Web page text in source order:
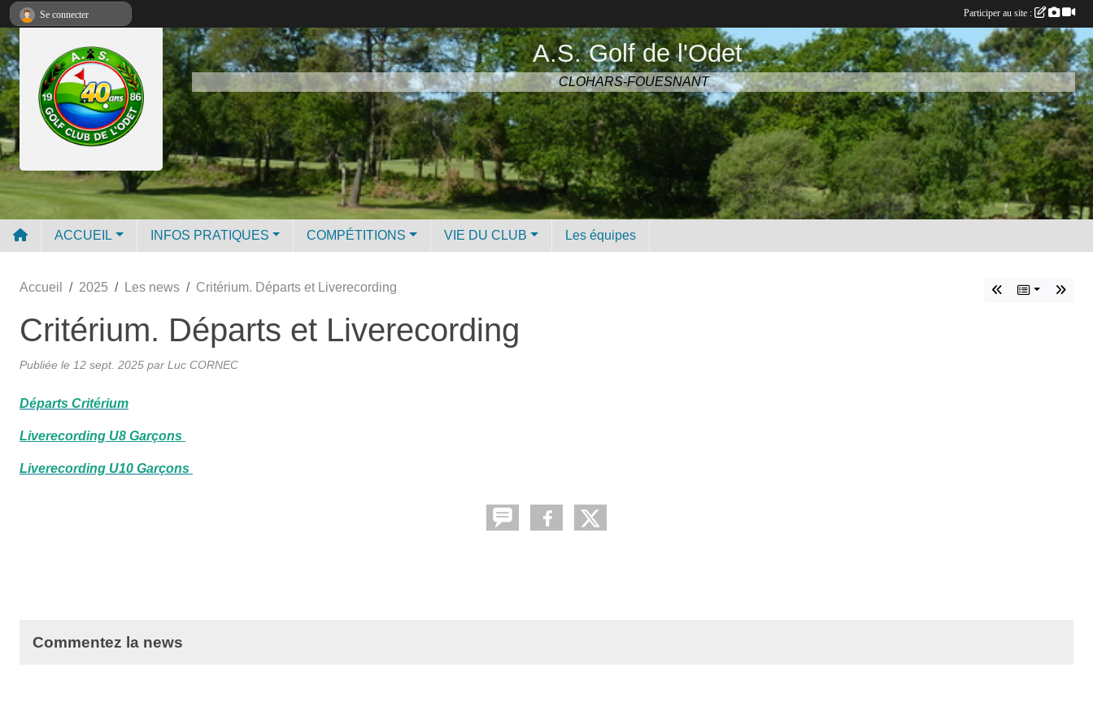
A.S. Golf de l'Odet
CLOHARS-FOUESNANT
ACCUEIL INFOS PRATIQUES COMPÉTITIONS VIE DU CLUB Les équipes
Accueil 2025 Les news Critérium. Départs et Liverecording
Critérium. Départs et Liverecording
Publiée le 12 sept. 2025 par Luc CORNEC
Départs Critérium
Liverecording U8 Garçons
Liverecording U10 Garçons
Commentez la news
Se connecter Participer au site :
Panneau de gestion des cookies